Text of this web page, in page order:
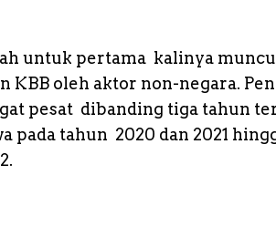
untuk pertama kalinya
KBB oleh aktor non-negara.
pesat dibanding tiga tahun
pada tahun 2020 dan 2021